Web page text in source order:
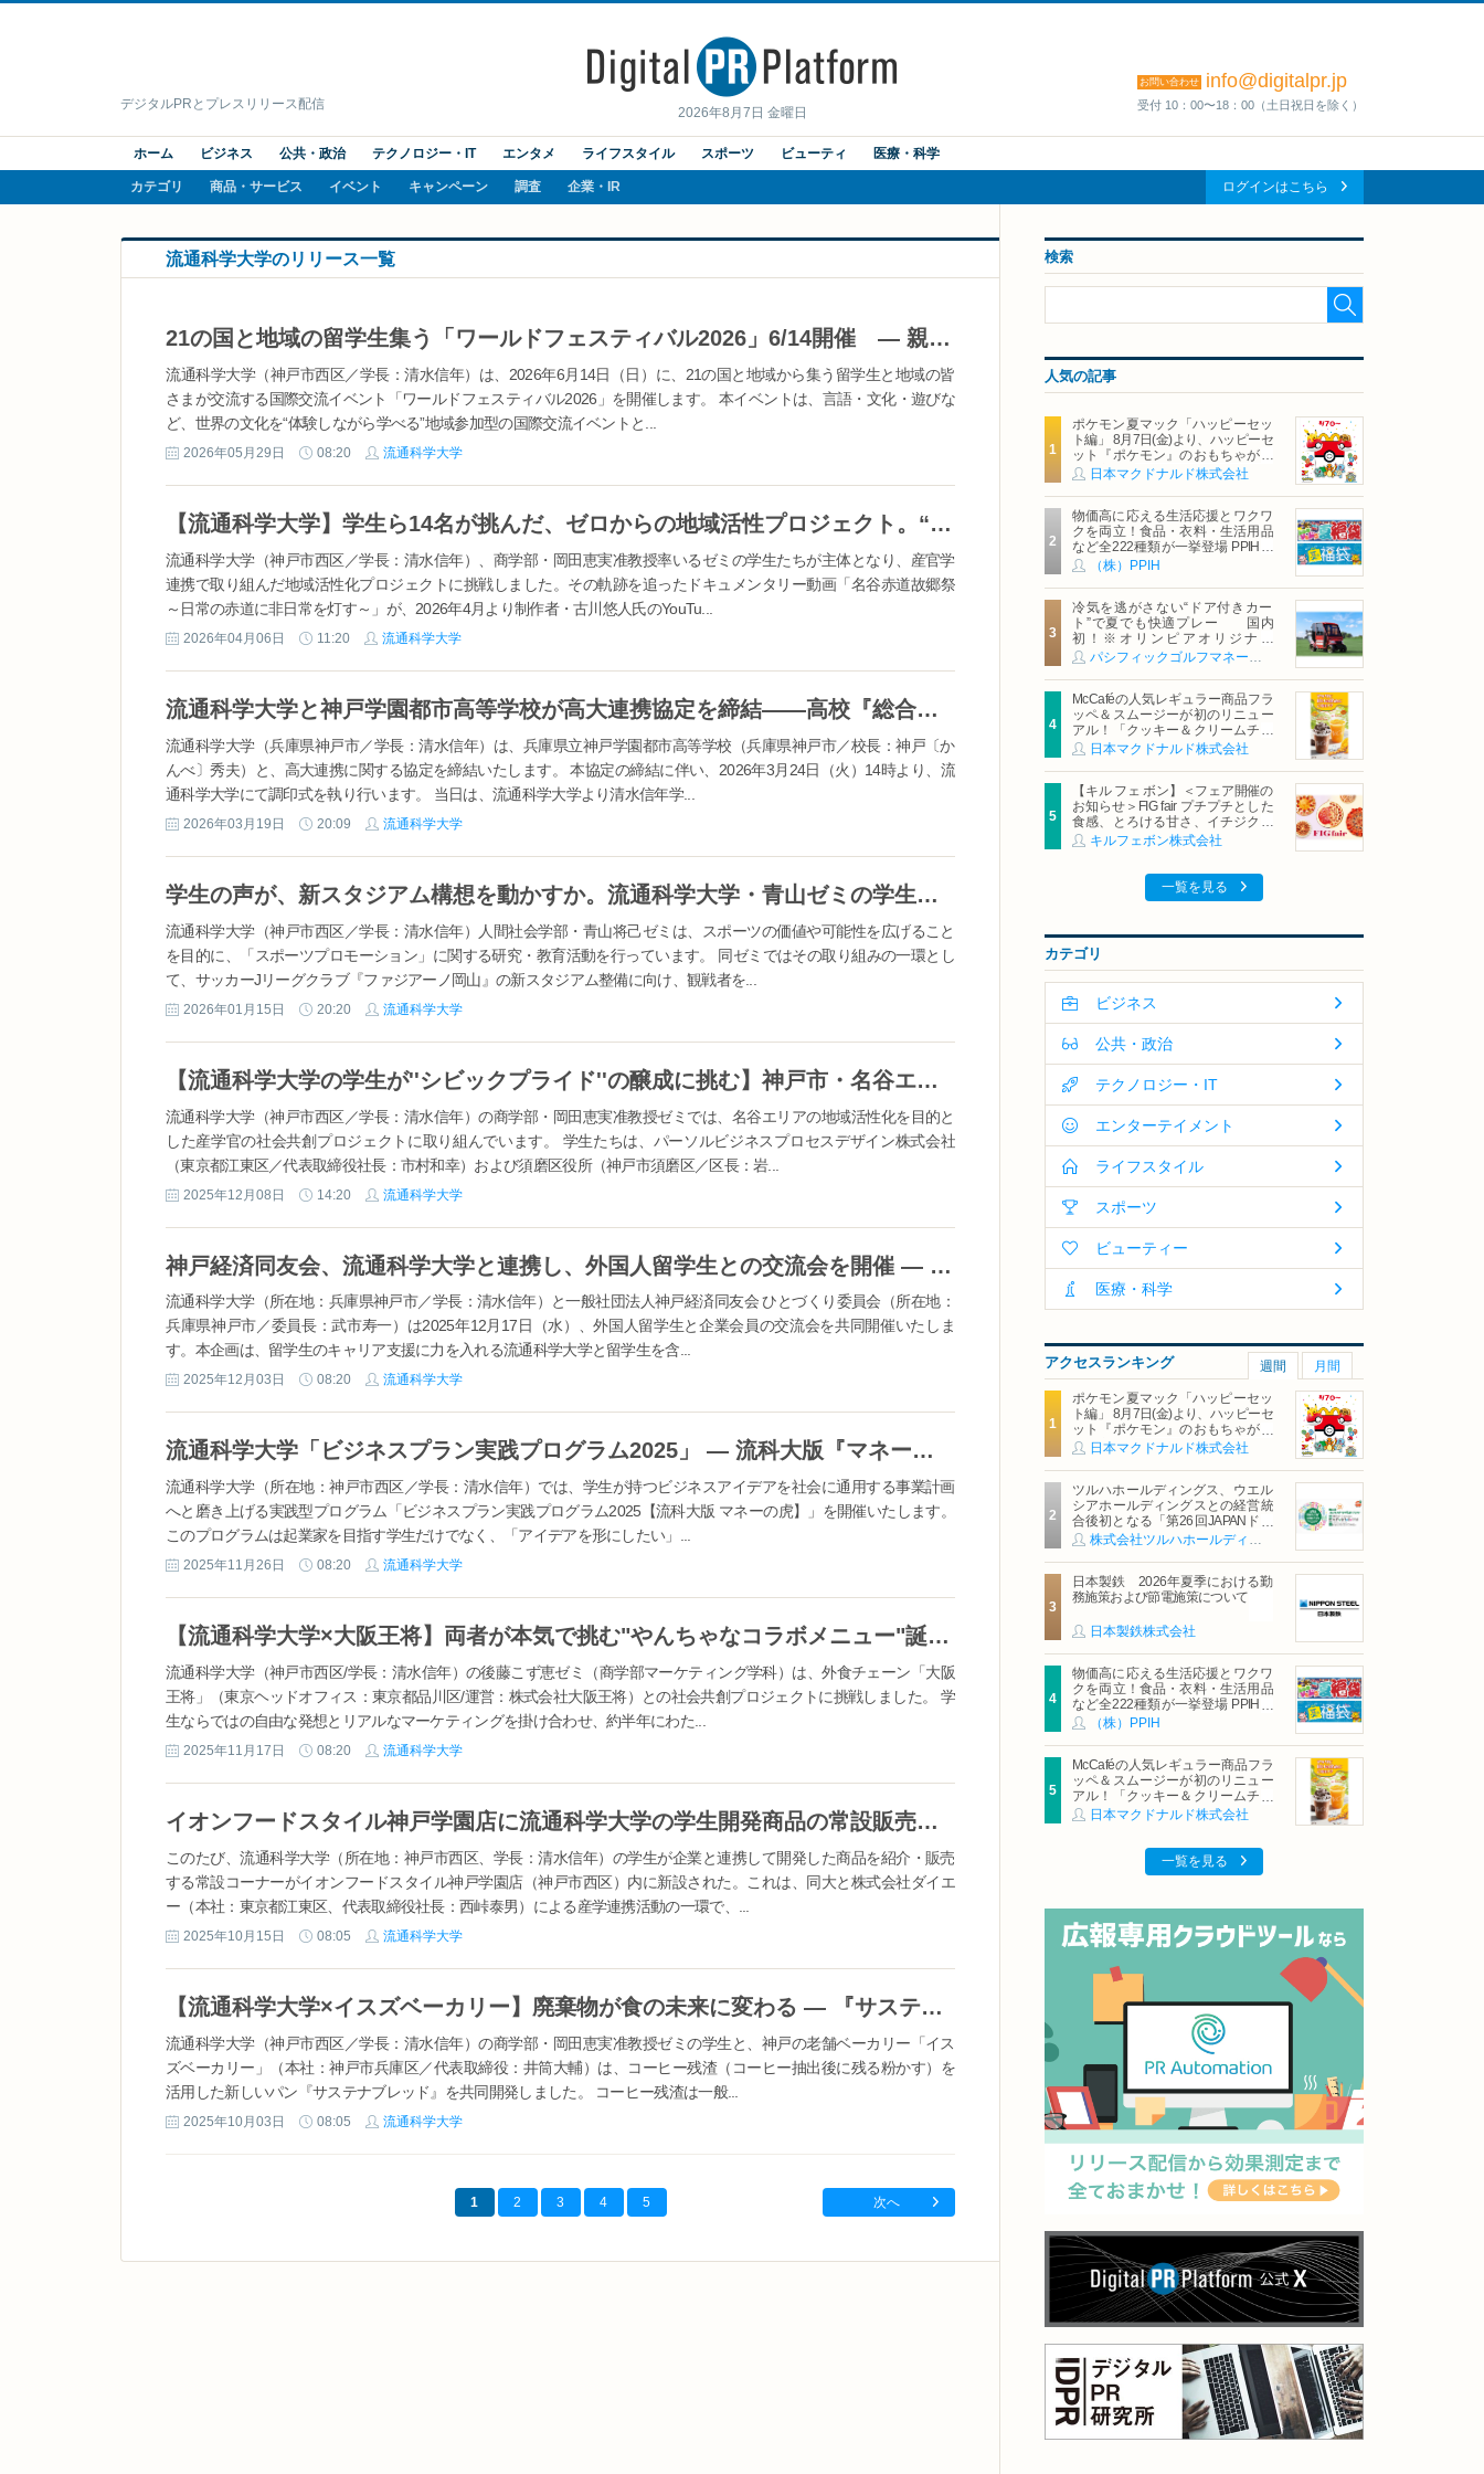
2026年8月7日 金曜日
デジタルPRとプレスリリース配信
お問い合わせ info@digitalpr.jp
受付 10：00〜18：00（土日祝日を除く）
ホーム ビジネス 公共・政治 テクノロジー・IT エンタメ ライフスタイル スポーツ ビューティ 医療・科学
カテゴリ 商品・サービス イベント キャンペーン 調査 企業・IR ログインはこちら
流通科学大学のリリース一覧
21の国と地域の留学生集う「ワールドフェスティバル2026」6/14開催 ― 親子で“楽しく防災を学べる”新企画を実施 ―
流通科学大学（神戸市西区／学長：清水信年）は、2026年6月14日（日）に、21の国と地域から集う留学生と地域の皆
さまが交流する国際交流イベント「ワールドフェスティバル2026」を開催します。 本イベントは、言語・文化・遊びな
ど、世界の文化を“体験しながら学べる”地域参加型の国際交流イベントと...
2026年05月29日 08:20 流通科学大学
【流通科学大学】学生ら14名が挑んだ、ゼロからの地域活性プロジェクト。“日常”を“非日常”に変えた『名谷赤道故郷祭』、涙と笑顔の舞台裏に密着したドキュメンタリー動画を公開
流通科学大学（神戸市西区／学長：清水信年）、商学部・岡田恵実准教授率いるゼミの学生たちが主体となり、産官学
連携で取り組んだ地域活性化プロジェクトに挑戦しました。その軌跡を追ったドキュメンタリー動画「名谷赤道故郷祭
～日常の赤道に非日常を灯す～」が、2026年4月より制作者・古川悠人氏のYouTu...
2026年04月06日 11:20 流通科学大学
流通科学大学と神戸学園都市高等学校が高大連携協定を締結――高校『総合的な探究の時間』を大学が支援――
流通科学大学（兵庫県神戸市／学長：清水信年）は、兵庫県立神戸学園都市高等学校（兵庫県神戸市／校長：神戸〔か
んべ〕秀夫）と、高大連携に関する協定を締結いたします。 本協定の締結に伴い、2026年3月24日（火）14時より、流
通科学大学にて調印式を執り行います。 当日は、流通科学大学より清水信年学...
2026年03月19日 20:09 流通科学大学
学生の声が、新スタジアム構想を動かすか。流通科学大学・青山ゼミの学生が『ファジアーノ岡山』新スタジアム整備に向け観戦者意識調査の結果報告・提案会を実施
流通科学大学（神戸市西区／学長：清水信年）人間社会学部・青山将己ゼミは、スポーツの価値や可能性を広げること
を目的に、「スポーツプロモーション」に関する研究・教育活動を行っています。 同ゼミではその取り組みの一環とし
て、サッカーJリーグクラブ『ファジアーノ岡山』の新スタジアム整備に向け、観戦者を...
2026年01月15日 20:20 流通科学大学
【流通科学大学の学生が''シビックプライド''の醸成に挑む】神戸市・名谷エリアの子どもたちとつくる『名谷赤道故郷祭（みょうだに あかみち ふるさとまつり）』12月21日（日）開催
流通科学大学（神戸市西区／学長：清水信年）の商学部・岡田恵実准教授ゼミでは、名谷エリアの地域活性化を目的と
した産学官の社会共創プロジェクトに取り組んでいます。 学生たちは、パーソルビジネスプロセスデザイン株式会社
（東京都江東区／代表取締役社長：市村和幸）および須磨区役所（神戸市須磨区／区長：岩...
2025年12月08日 14:20 流通科学大学
神戸経済同友会、流通科学大学と連携し、外国人留学生との交流会を開催 ― 留学生のキャリア支援と外国人人材活躍推進を目的に ―
流通科学大学（所在地：兵庫県神戸市／学長：清水信年）と一般社団法人神戸経済同友会 ひとづくり委員会（所在地：
兵庫県神戸市／委員長：武市寿一）は2025年12月17日（水）、外国人留学生と企業会員の交流会を共同開催いたしま
す。本企画は、留学生のキャリア支援に力を入れる流通科学大学と留学生を含...
2025年12月03日 08:20 流通科学大学
流通科学大学「ビジネスプラン実践プログラム2025」 ― 流科大版『マネーの虎』開催決定！― 未来を切り拓くのはあなたのアイデア。
流通科学大学（所在地：神戸市西区／学長：清水信年）では、学生が持つビジネスアイデアを社会に通用する事業計画
へと磨き上げる実践型プログラム「ビジネスプラン実践プログラム2025【流科大版 マネーの虎】」を開催いたします。
このプログラムは起業家を目指す学生だけでなく、「アイデアを形にしたい」...
2025年11月26日 08:20 流通科学大学
【流通科学大学×大阪王将】両者が本気で挑む"やんちゃなコラボメニュー"誕生！「なにわ黒毛和牛のあばれまぜそば」11 月17 日より大阪王将 道頓堀本店で期間限定の特別販売を開始
流通科学大学（神戸市西区/学長：清水信年）の後藤こず恵ゼミ（商学部マーケティング学科）は、外食チェーン「大阪
王将」（東京ヘッドオフィス：東京都品川区/運営：株式会社大阪王将）との社会共創プロジェクトに挑戦しました。 学
生ならではの自由な発想とリアルなマーケティングを掛け合わせ、約半年にわた...
2025年11月17日 08:20 流通科学大学
イオンフードスタイル神戸学園店に流通科学大学の学生開発商品の常設販売コーナーを新設 ― 学生が開発から販売までを体験し流通の現場で学びを深める
このたび、流通科学大学（所在地：神戸市西区、学長：清水信年）の学生が企業と連携して開発した商品を紹介・販売
する常設コーナーがイオンフードスタイル神戸学園店（神戸市西区）内に新設された。これは、同大と株式会社ダイエ
ー（本社：東京都江東区、代表取締役社長：西峠泰男）による産学連携活動の一環で、...
2025年10月15日 08:05 流通科学大学
【流通科学大学×イスズベーカリー】廃棄物が食の未来に変わる ― 『サステナブレッド』誕生コーヒー残渣のアップサイクルで生まれた環境配慮パンを 流通科学大学の岡田ゼミとイスズベーカリーが共同開発
流通科学大学（神戸市西区／学長：清水信年）の商学部・岡田恵実准教授ゼミの学生と、神戸の老舗ベーカリー「イス
ズベーカリー」（本社：神戸市兵庫区／代表取締役：井筒大輔）は、コーヒー残渣（コーヒー抽出後に残る粉かす）を
活用した新しいパン『サステナブレッド』を共同開発しました。 コーヒー残渣は一般...
2025年10月03日 08:05 流通科学大学
1 2 3 4 5 次へ
検索
人気の記事
ポケモン夏マック「ハッピーセッ
ト編」 8月7日(金)より、ハッピーセ
ット『ポケモン』のおもちゃが期
間限定登場
日本マクドナルド株式会社
物価高に応える生活応援とワクワ
クを両立！食品・衣料・生活用品
など全222種類が一挙登場 PPIHグ
ループ「夏福袋」＆セール 8月6日
(木)より順次スタート
（株）PPIH
冷気を逃がさない“ドア付きカー
ト”で夏でも快適プレー 国内
初！※オリンピアオリジナル
「AirCon Cart（エアコンカー
ト）」導入 | ＰＧＭ
McCaféの人気レギュラー商品フラ
ッペ＆スムージーが初のリニュー
アル！「クッキー＆クリームチョ
コフラッペ」「マンゴースムージ
ー」8月5日（水）から販売開始
日本マクドナルド株式会社
【キル フェ ボン】＜フェア開催の
お知らせ＞FIG fair プチプチとした
食感、とろける甘さ、イチジクの
魅力をたっぷりと。新作を含め、
イチジク尽くしの全4種が登場8月
キルフェボン株式会社
一覧を見る
カテゴリ
ビジネス
公共・政治
テクノロジー・IT
エンターテイメント
ライフスタイル
スポーツ
ビューティー
医療・科学
アクセスランキング 週間 月間
ポケモン夏マック「ハッピーセッ
ト編」 8月7日(金)より、ハッピーセ
ット『ポケモン』のおもちゃが期
間限定登場
日本マクドナルド株式会社
ツルハホールディングス、ウエル
シアホールディングスとの経営統
合後初となる「第26回JAPANドラ
ッグストアショー」に出展
株式会社ツルハホールディングス
日本製鉄 2026年夏季における勤
務施策および節電施策について
日本製鉄株式会社
物価高に応える生活応援とワクワ
クを両立！食品・衣料・生活用品
など全222種類が一挙登場 PPIHグ
ループ「夏福袋」＆セール 8月6日
（株）PPIH
McCaféの人気レギュラー商品フラ
ッペ＆スムージーが初のリニュー
アル！「クッキー＆クリームチョ
コフラッペ」「マンゴースムージ
日本マクドナルド株式会社
一覧を見る